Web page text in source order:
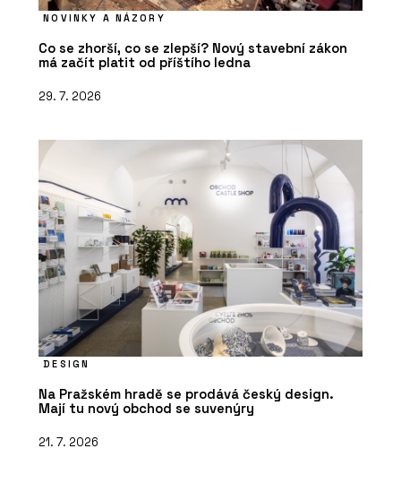
NOVINKY A NÁZORY
Co se zhorší, co se zlepší? Nový stavební zákon
má začít platit od příštího ledna
29. 7. 2026
DESIGN
Na Pražském hradě se prodává český design.
Mají tu nový obchod se suvenýry
21. 7. 2026